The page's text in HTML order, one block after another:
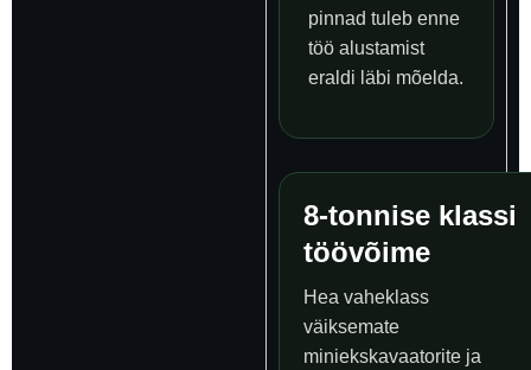
pinnad tuleb enne
töö alustamist
eraldi läbi mõelda.
8-tonnise klassi
töövõime
Hea vaheklass
väiksemate
miniekskavaatorite ja